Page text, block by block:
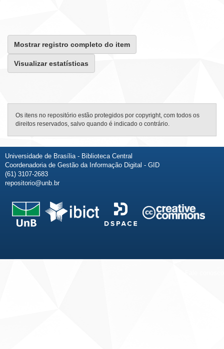
Mostrar registro completo do item
Visualizar estatísticas
Os itens no repositório estão protegidos por copyright, com todos os
direitos reservados, salvo quando é indicado o contrário.
Universidade de Brasília - Biblioteca Central
Coordenadoria de Gestão da Informação Digital - GID
(61) 3107-2683
repositorio@unb.br